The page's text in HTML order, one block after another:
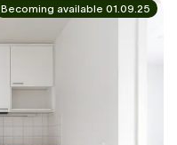
Becoming available 01.09.25